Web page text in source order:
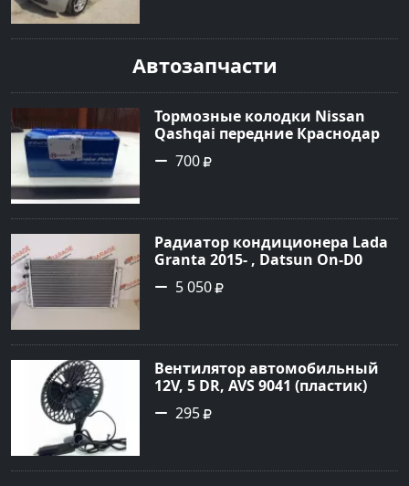
Автозапчасти
Тормозные колодки Nissan
Qashqai передние Краснодар
700
Радиатор кондиционера Lada
Granta 2015- , Datsun On-D0
2016- Краснодар
5 050
Вентилятор автомобильный
12V, 5 DR, AVS 9041 (пластик)
Краснодар
295